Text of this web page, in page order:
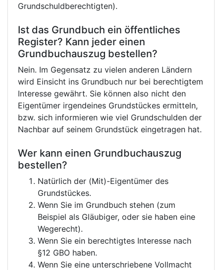
Grundschuldberechtigten).
Ist das Grundbuch ein öffentliches
Register? Kann jeder einen
Grundbuchauszug bestellen?
Nein. Im Gegensatz zu vielen anderen Ländern
wird Einsicht ins Grundbuch nur bei berechtigtem
Interesse gewährt. Sie können also nicht den
Eigentümer irgendeines Grundstückes ermitteln,
bzw. sich informieren wie viel Grundschulden der
Nachbar auf seinem Grundstück eingetragen hat.
Wer kann einen Grundbuchauszug
bestellen?
Natürlich der (Mit)-Eigentümer des
Grundstückes.
Wenn Sie im Grundbuch stehen (zum
Beispiel als Gläubiger, oder sie haben eine
Wegerecht).
Wenn Sie ein berechtigtes Interesse nach
§12 GBO haben.
Wenn Sie eine unterschriebene Vollmacht